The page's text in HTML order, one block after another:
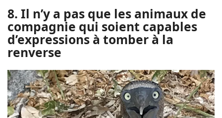
8. Il n’y a pas que les animaux de
compagnie qui soient capables
d’expressions à tomber à la
renverse